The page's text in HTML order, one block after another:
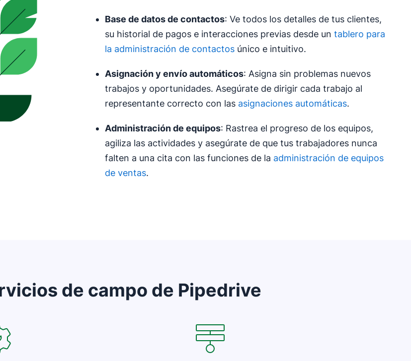
Base de datos de contactos: Ve todos los detalles de tus clientes,
su historial de pagos e interacciones previas desde un tablero para
la administración de contactos único e intuitivo.
Asignación y envío automáticos: Asigna sin problemas nuevos
trabajos y oportunidades. Asegúrate de dirigir cada trabajo al
representante correcto con las asignaciones automáticas.
Administración de equipos: Rastrea el progreso de los equipos,
agiliza las actividades y asegúrate de que tus trabajadores nunca
falten a una cita con las funciones de la administración de equipos
de ventas.
de campo de Pipedrive